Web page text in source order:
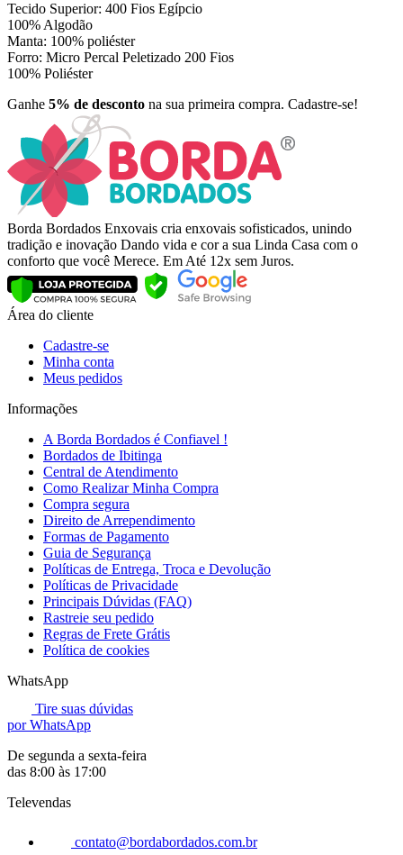
Tecido Superior: 400 Fios Egípcio
100% Algodão
Manta: 100% poliéster
Forro: Micro Percal Peletizado 200 Fios
100% Poliéster
Ganhe 5% de desconto na sua primeira compra. Cadastre-se!
Borda Bordados Enxovais cria enxovais sofisticados, unindo
tradição e inovação Dando vida e cor a sua Linda Casa com o
conforto que você Merece. Em Até 12x sem Juros.
Área do cliente
Cadastre-se
Minha conta
Meus pedidos
Informações
A Borda Bordados é Confiavel !
Bordados de Ibitinga
Central de Atendimento
Como Realizar Minha Compra
Compra segura
Direito de Arrependimento
Formas de Pagamento
Guia de Segurança
Políticas de Entrega, Troca e Devolução
Políticas de Privacidade
Principais Dúvidas (FAQ)
Rastreie seu pedido
Regras de Frete Grátis
Política de cookies
WhatsApp
Tire suas dúvidas
por WhatsApp
De segunda a sexta-feira
das 8:00 às 17:00
Televendas
contato@bordabordados.com.br